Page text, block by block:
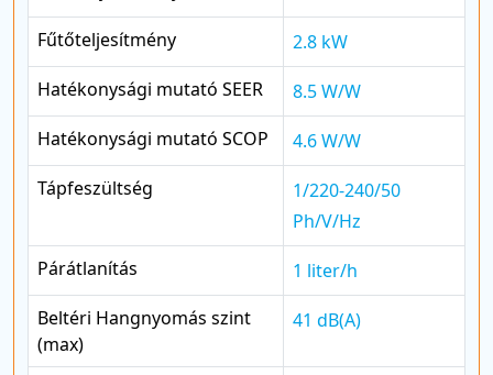
Fűtőteljesítmény
2.8 kW
Hatékonysági mutató SEER
8.5 W/W
Hatékonysági mutató SCOP
4.6 W/W
Tápfeszültség
1/220-240/50
Ph/V/Hz
Párátlanítás
1 liter/h
Beltéri Hangnyomás szint
(max)
41 dB(A)